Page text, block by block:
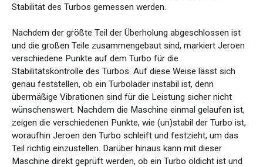
Stabilität des Turbos gemessen werden.
Nachdem der größte Teil der Überholung abgeschlossen ist
und die großen Teile zusammengebaut sind, markiert Jeroen
verschiedene Punkte auf dem Turbo für die
Stabilitätskontrolle des Turbos. Auf diese Weise lässt sich
genau feststellen, ob ein Turbolader instabil ist, denn
übermäßige Vibrationen sind für die Leistung sicher nicht
wünschenswert. Nachdem die Maschine einmal gelaufen ist,
zeigen die verschiedenen Punkte, wie (un)stabil der Turbo ist,
woraufhin Jeroen den Turbo schleift und festzieht, um das
Teil richtig einzustellen. Darüber hinaus kann mit dieser
Maschine direkt geprüft werden, ob ein Turbo öldicht ist und